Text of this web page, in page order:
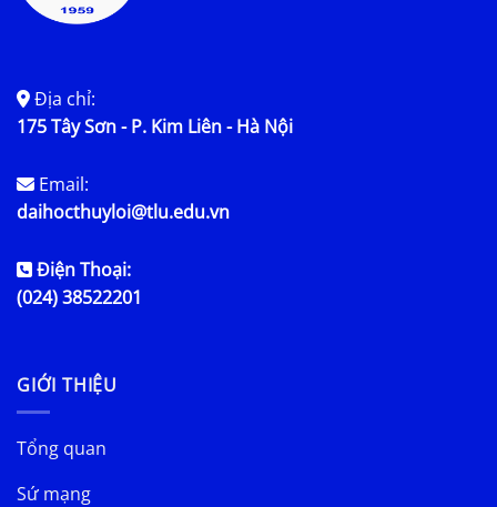
Nội dung luận án
Địa chỉ:
175 Tây Sơn - P. Kim Liên - Hà Nội
Email:
daihocthuyloi@tlu.edu.vn
Điện Thoại:
(024) 38522201
GIỚI THIỆU
Tổng quan
Sứ mạng